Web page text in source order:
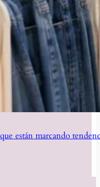
están marcando